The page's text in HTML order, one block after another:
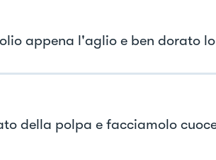
appena l'aglio e ben dorato
della polpa e facciamolo